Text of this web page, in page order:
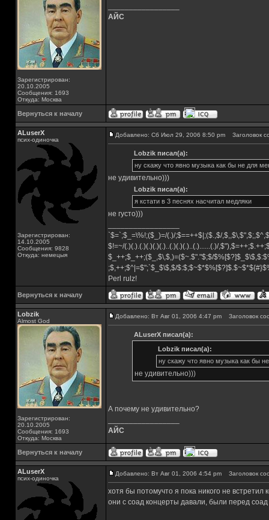
Зарегистрирован:
20.10.2005
Сообщения: 1693
Откуда: Москва
АЙС
Вернуться к началу
ALuserX
псих-одиночка
Зарегистрирован:
14.10.2005
Сообщения: 9828
Откуда: немецыя
Добавлено: Сб Июл 29, 2006 8:50 pm Заголовок
Lobzik писал(а):
ну скажу что явно музыка как бы не для
не удивительно)))
Lobzik писал(а):
я кстати в 3 песнях насчитал медляки
не густо)))
`$=`;$_=\%!;($_)=/(.)/;$==++$|;($.,$/
$!=~/(.)(.).(.)(.)(.)(.)..(.)(.)(.)..(.)......(.)/
$_++;$_++;($_,$\,$,)=($~.$"."$;$/
;$,++;$^|=$";`$_$\$,$/
Perl rulz!
Вернуться к началу
Lobzik
Almost God
Зарегистрирован:
20.10.2005
Сообщения: 1693
Откуда: Москва
Добавлено: Вт Авг 01, 2006 4:47 pm Заголовок
ALuserX писал(а):
Lobzik писал(а):
ну скажу что явно музыка как бы
не удивительно)))
А почему не удивительно?
АЙС
Вернуться к началу
ALuserX
псих-одиночка
Добавлено: Вт Авг 01, 2006 4:54 pm Заголовок
хотя бы потомучто я пока никого не
они с соад концерты давали, были перед